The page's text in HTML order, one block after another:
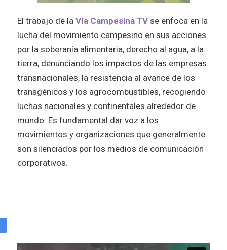
El trabajo de la Vía Campesina TVse enfoca en la
lucha del movimiento campesino en sus acciones
por la soberanía alimentaria, derecho al agua, a la
tierra, denunciando los impactos de las empresas
transnacionales, la resistencia al avance de los
transgénicos y los agrocombustibles, recogiendo
luchas nacionales y continentales alrededor de
mundo. Es fundamental dar voz a los
movimientos y organizaciones que generalmente
son silenciados por los medios de comunicación
corporativos.